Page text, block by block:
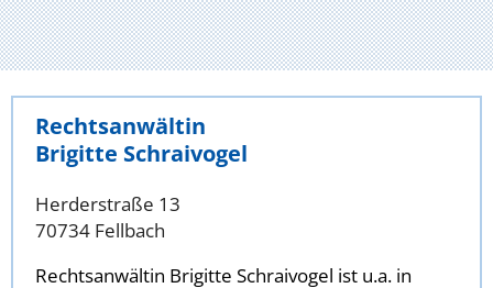
Rechtsanwältin
Brigitte Schraivogel
Herderstraße 13
70734 Fellbach
Rechtsanwältin Brigitte Schraivogel ist u.a. in